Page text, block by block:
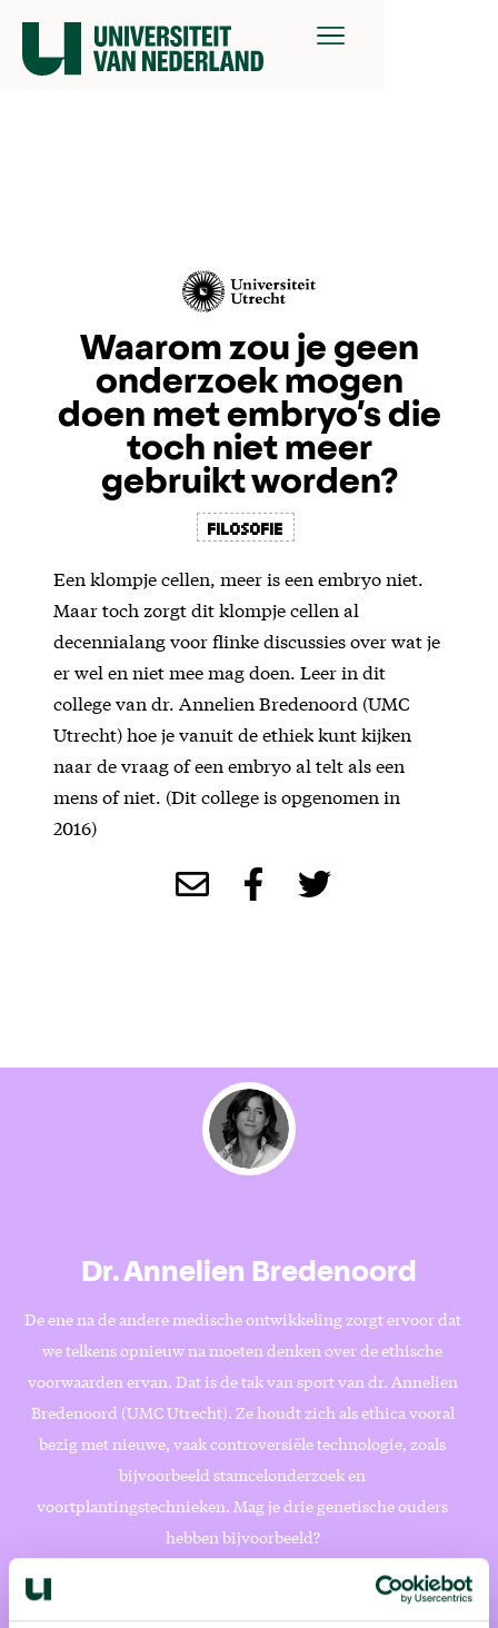
Waarom zou je geen
onderzoek mogen
doen met embryo’s die
toch niet meer
gebruikt worden?
filosofie
Een klompje cellen, meer is een embryo niet.
Maar toch zorgt dit klompje cellen al
decennialang voor flinke discussies over wat je
er wel en niet mee mag doen. Leer in dit
college van dr. Annelien Bredenoord (UMC
Utrecht) hoe je vanuit de ethiek kunt kijken
naar de vraag of een embryo al telt als een
mens of niet. (Dit college is opgenomen in
2016)
Dr. Annelien Bredenoord
De ene na de andere medische ontwikkeling zorgt ervoor dat
we telkens opnieuw na moeten denken over de ethische
voorwaarden ervan. Dat is de tak van sport van dr. Annelien
Bredenoord (UMC Utrecht). Ze houdt zich als ethica vooral
bezig met nieuwe, vaak controversiële technologie, zoals
bijvoorbeeld stamcelonderzoek en
voortplantingstechnieken. Mag je drie genetische ouders
hebben bijvoorbeeld?